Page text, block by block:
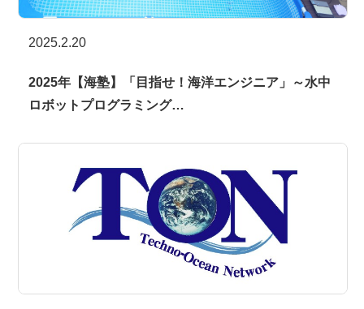
2025.2.20
2025年【海塾】「目指せ！海洋エンジニア」～水中
ロボットプログラミング…